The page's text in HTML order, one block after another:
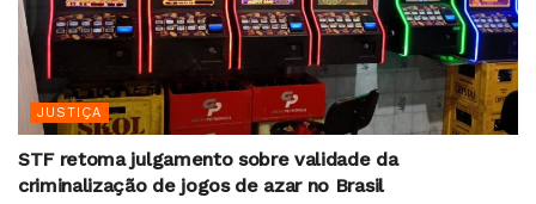
JUSTIÇA
STF retoma julgamento sobre validade da
criminalização de jogos de azar no Brasil